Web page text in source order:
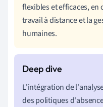
flexibles et efficaces,
travail à distance et la
humaines.
L'intégration de
des politiques